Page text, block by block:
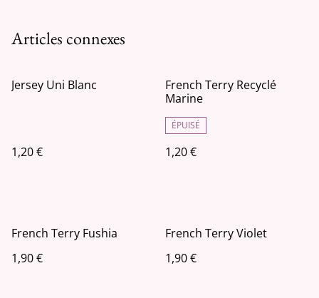
Articles connexes
Jersey Uni Blanc
1,20 €
French Terry Recyclé
Marine
ÉPUISÉ
1,20 €
French Terry Fushia
1,90 €
French Terry Violet
1,90 €